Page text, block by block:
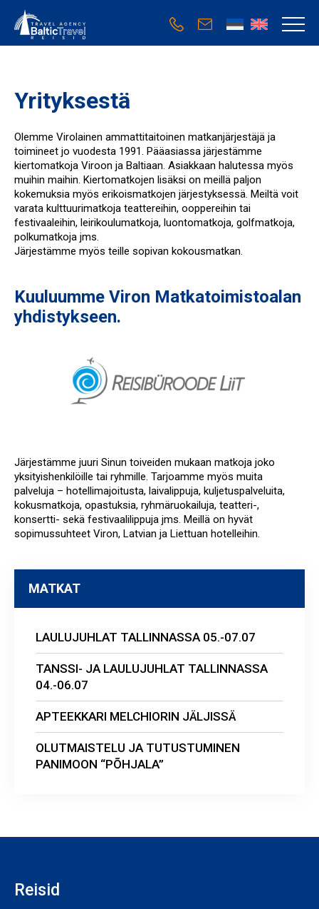
MATKAT
LAULUJUHLAT TALLINNASSA 05.-07.07
TANSSI- JA LAULUJUHLAT TALLINNASSA
04.-06.07
APTEEKKARI MELCHIORIN JÄLJISSÄ
OLUTMAISTELU JA TUTUSTUMINEN
PANIMOON “PÕHJALA”
Yrityksestä
Olemme Virolainen ammattitaitoinen matkanjärjestäjä ja
toimineet jo vuodesta 1991. Pääasiassa järjestämme
kiertomatkoja Viroon ja Baltiaan. Asiakkaan halutessa myös
muihin maihin. Kiertomatkojen lisäksi on meillä paljon
kokemuksia myös erikoismatkojen järjestyksessä. Meiltä voit
varata kulttuurimatkoja teattereihin, ooppereihin tai
festivaaleihin, leirikoulumatkoja, luontomatkoja, golfmatkoja,
polkumatkoja jms.
Järjestämme myös teille sopivan kokousmatkan.
Kuuluumme Viron Matkatoimistoalan
yhdistykseen.
Järjestämme juuri Sinun toiveiden mukaan matkoja joko
yksityishenkilöille tai ryhmille. Tarjoamme myös muita
palveluja – hotellimajoitusta, laivalippuja, kuljetuspalveluita,
kokusmatkoja, opastuksia, ryhmäruokailuja, teatteri-,
konsertti- sekä festivaalilippuja jms. Meillä on hyvät
sopimussuhteet Viron, Latvian ja Liettuan hotelleihin.
Reisid